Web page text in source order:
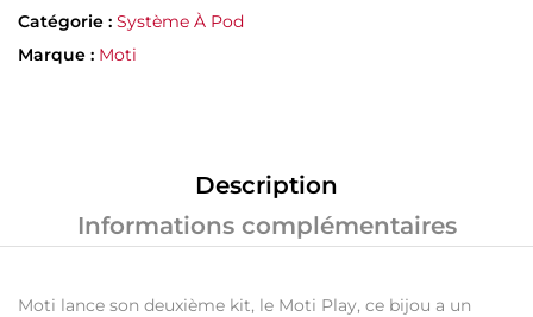
Catégorie : Système À Pod
Marque : Moti
Description
Informations complémentaires
Moti lance son deuxième kit, le Moti Play, ce bijou a un